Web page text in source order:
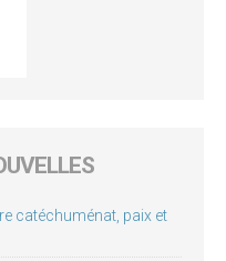
catéchuménat, paix et